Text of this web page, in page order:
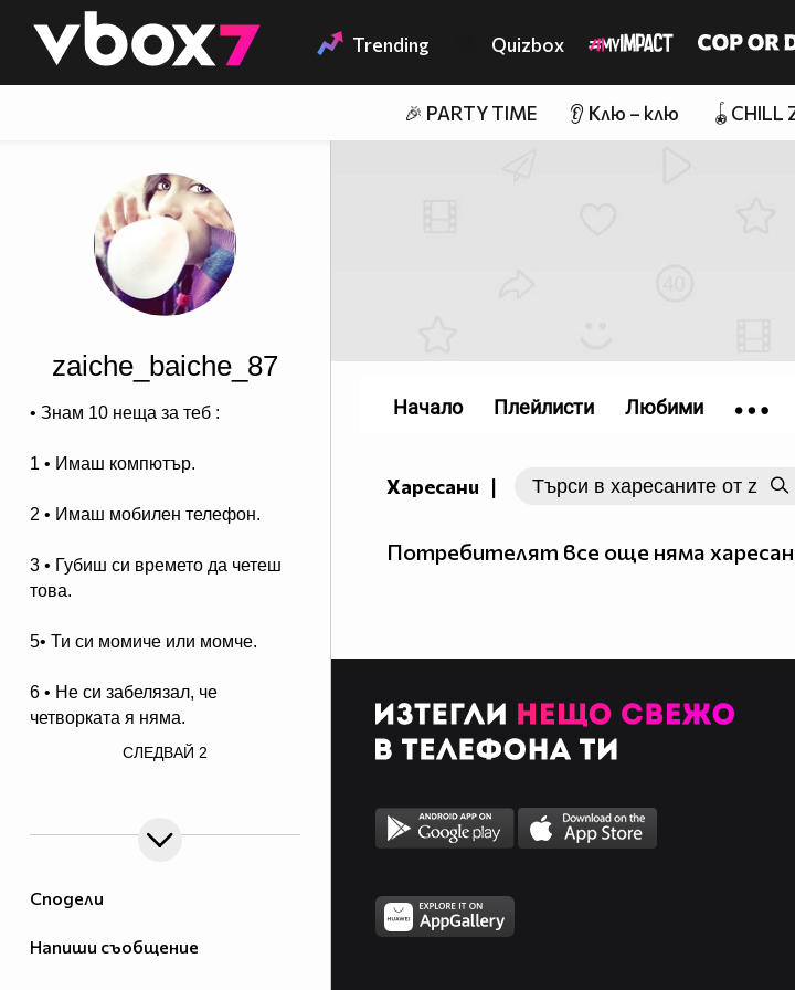
👾 Trending Quizbox
🎉 PARTY TIME 👂 Клю – клю 🪀CHILL
Сподели
Напиши съобщение
zaiche_baiche_87
• Знам 10 неща за теб :
1 • Имаш компютър.
2 • Имаш мобилен телефон.
3 • Губиш си времето да четеш
това.
5• Ти си момиче или момче.
6 • Не си забелязал, че
четворката я няма.
разбираш, че те преметнах. :D
10 • Усмихваш се/ Смееш се !!
СЛЕДВАЙ 2
Харесани |
Потребителят все още няма
Начало Плейлисти Любими